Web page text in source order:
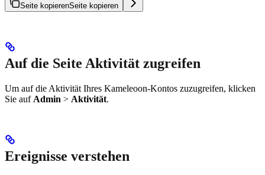
Seite kopierenSeite kopieren
Auf die Seite Aktivität zugreifen
Um auf die Aktivität Ihres Kameleoon-Kontos zuzugreifen, klicken
Sie auf Admin > Aktivität.
Ereignisse verstehen